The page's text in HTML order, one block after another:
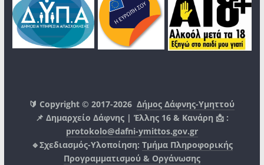
🔰 Copyright © 2017-2026Δήμος Δάφνης-Υμηττού
📌 Δημαρχείο Δάφνης | Έλλης 16 & Κανάρη 📩 :
protokolo@dafni-ymittos.gov.gr
🔹Σχεδιασμός-Υλοποίηση: Τμήμα Πληροφορικής
Προγραμματισμού & Οργάνωσης